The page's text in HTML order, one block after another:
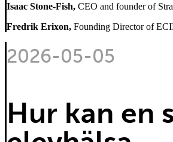
Isaac Stone-Fish, CEO and founder of
Fredrik Erixon, Founding Director of
2026-05-05
Hur kan en